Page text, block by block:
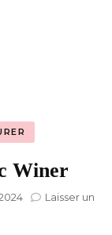
Winer
Laisser un